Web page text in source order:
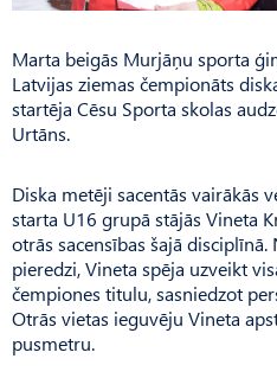
Marta beigās Murjāņu sporta
Latvijas ziemas čempionāts
startēja Cēsu Sporta skolas
Urtāns.
Diska metēji sacentās vairākās
starta U16 grupā stājās Vineta
otrās sacensības šajā
pieredzi, Vineta spēja uzveikt
čempiones titulu, sasniedzot
Otrās vietas ieguvēju Vineta
pusmetru.